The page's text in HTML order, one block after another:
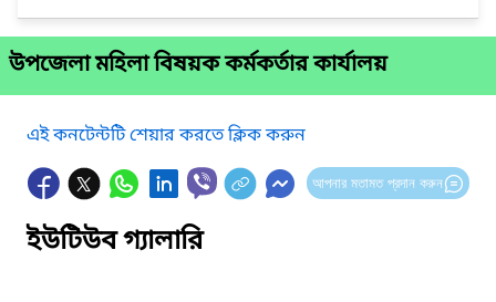
উপজেলা মহিলা বিষয়ক কর্মকর্তার কার্যালয়
এই কনটেন্টটি শেয়ার করতে ক্লিক করুন
আপনার মতামত প্রদান করুন
ইউটিউব গ্যালারি